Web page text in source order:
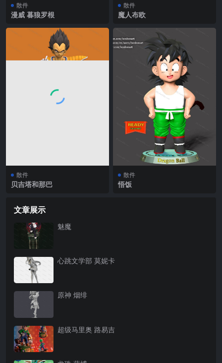
散件
漫威 暮狼罗根
散件
魔人布欧
散件
贝吉塔和那巴
散件
悟饭
文章展示
魅魔
心跳文学部 莫妮卡
原神 烟绯
超级马里奥 路易吉